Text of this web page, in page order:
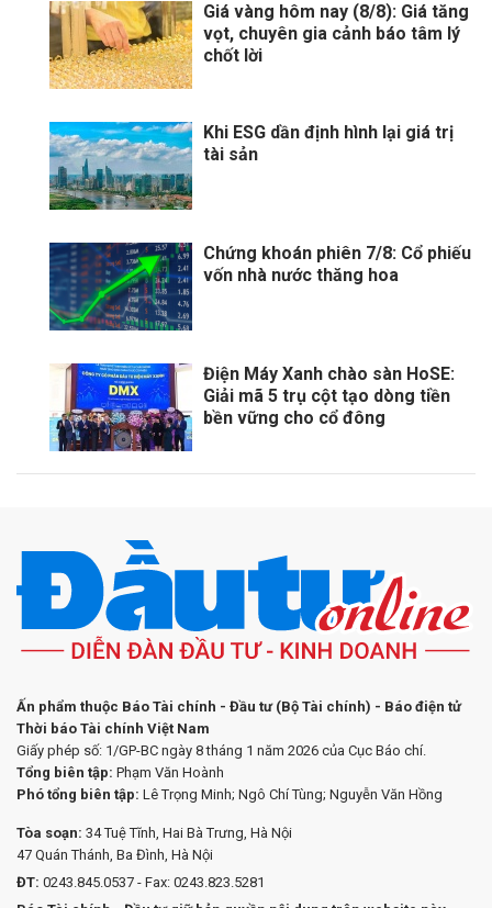
Giá vàng hôm nay (8/8): Giá tăng
vọt, chuyên gia cảnh báo tâm lý
chốt lời
Khi ESG dần định hình lại giá trị
tài sản
Chứng khoán phiên 7/8: Cổ phiếu
vốn nhà nước thăng hoa
Điện Máy Xanh chào sàn HoSE:
Giải mã 5 trụ cột tạo dòng tiền
bền vững cho cổ đông
Ấn phẩm thuộc Báo Tài chính - Đầu tư (Bộ Tài chính) - Báo điện tử
Thời báo Tài chính Việt Nam
Giấy phép số: 1/GP-BC ngày 8 tháng 1 năm 2026 của Cục Báo chí.
Tổng biên tập: Phạm Văn Hoành
Phó tổng biên tập: Lê Trọng Minh; Ngô Chí Tùng; Nguyễn Văn Hồng
Tòa soạn: 34 Tuệ Tĩnh, Hai Bà Trưng, Hà Nội
47 Quán Thánh, Ba Đình, Hà Nội
ĐT: 0243.845.0537 - Fax: 0243.823.5281